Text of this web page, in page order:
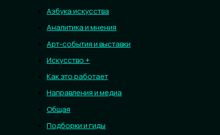
Азбука искусства
Аналитика и мнения
Арт-события и выставки
Искусство +
Как это работает
Направления и медиа
Общая
Подборки и гиды